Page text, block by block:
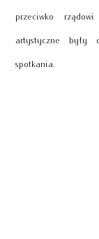
przeciwko
artystyczne były
spotkania.